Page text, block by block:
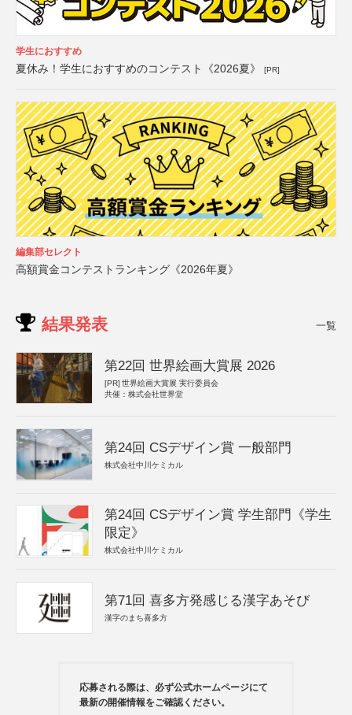
学生におすすめ
夏休み！学生におすすめのコンテスト《2026夏》 [PR]
編集部セレクト
高額賞金コンテストランキング《2026年夏》
結果発表 一覧
第22回 世界絵画大賞展 2026
[PR] 世界絵画大賞展 実行委員会
共催：株式会社世界堂
第24回 CSデザイン賞 一般部門
株式会社中川ケミカル
第24回 CSデザイン賞 学生部門《学生
限定》
株式会社中川ケミカル
第71回 喜多方発感じる漢字あそび
漢字のまち喜多方
応募される際は、必ず公式ホームページにて
最新の開催情報をご確認ください。